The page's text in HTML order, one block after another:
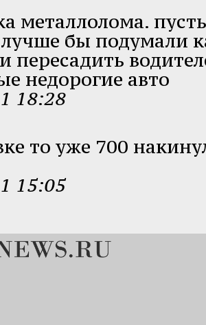
металлолома.
бы подумали
пересадить
недорогие авто
18:28
то уже 700
15:05